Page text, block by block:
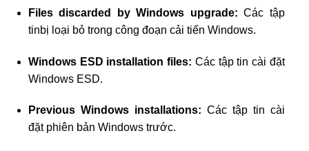
Files discarded by Windows upgrade:Các tập
tinbị loại bỏ trong công đoạn cải tiến Windows.
Windows ESD installation files: Các tập tin cài đặt
Windows ESD.
Previous Windows installations: Các tập tin cài
đặt phiên bản Windows trước.